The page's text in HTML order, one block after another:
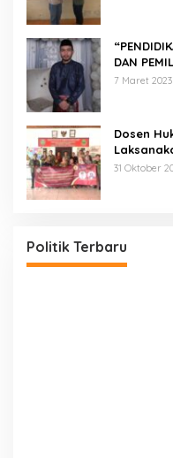
DAN
7 Maret 2023
Dosen
di Desa
31 Oktober
Politik Terbaru
Pernah Sadap
Di Politik, Titik Kota Jambi